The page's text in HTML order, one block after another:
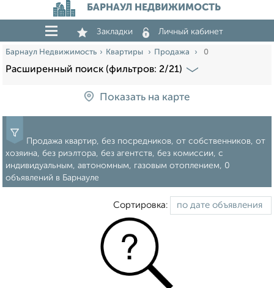
БАРНАУЛ НЕДВИЖИМОСТЬ
Закладки Личный кабинет
Барнаул Недвижимость Квартиры Продажа 0
Расширенный поиск (фильтров: 2/21)
Показать на карте
Продажа квартир, без посредников, от собственников, от
хозяина, без риэлтора, без агентств, без комиссии, с
индивидуальным, автономным, газовым отоплением, 0
объявлений в Барнауле
Сортировка: